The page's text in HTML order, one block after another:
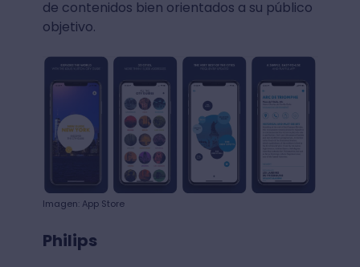
de contenidos bien orientados a su público
objetivo.
Imagen: App Store
Philips